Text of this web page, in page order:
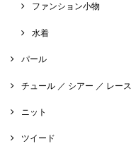
ファンション小物
水着
パール
チュール ／ シアー ／ レース
ニット
ツイード